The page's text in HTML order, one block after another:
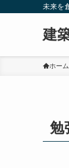
未来を
建
ホーム
勉